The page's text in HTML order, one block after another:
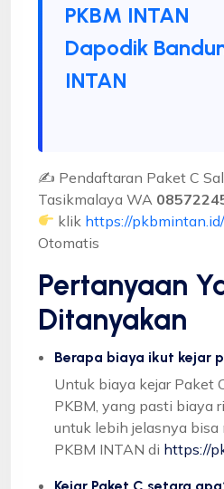
PKBM INTAN
Dapodik
INTAN
✍ Pendaftaran Paket C
Tasikmalaya WA
klik https://
Otomatis
Pertanyaan
Ditanyakan
Berapa biaya ikut kejar
Untuk biaya kejar Paket
PKBM, yang pasti biaya
untuk lebih jelasnya bisa
PKBM INTAN di https://
Kejar Paket C setara